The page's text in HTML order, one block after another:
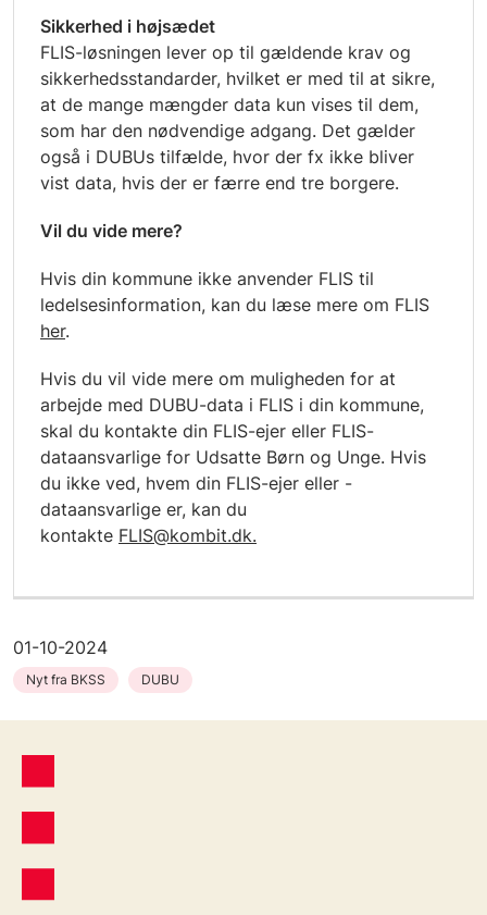
Sikkerhed i højsædet
FLIS-løsningen lever op til gældende krav og
sikkerhedsstandarder, hvilket er med til at sikre,
at de mange mængder data kun vises til dem,
som har den nødvendige adgang. Det gælder
også i DUBUs tilfælde, hvor der fx ikke bliver
vist data, hvis der er færre end tre borgere.
Vil du vide mere?
Hvis din kommune ikke anvender FLIS til
ledelsesinformation, kan du læse mere om FLIS
her.
Hvis du vil vide mere om muligheden for at
arbejde med DUBU-data i FLIS i din kommune,
skal du kontakte din FLIS-ejer eller FLIS-
dataansvarlige for Udsatte Børn og Unge. Hvis
du ikke ved, hvem din FLIS-ejer eller -
dataansvarlige er, kan du
kontakte FLIS@kombit.dk.
01-10-2024
Nyt fra BKSS DUBU